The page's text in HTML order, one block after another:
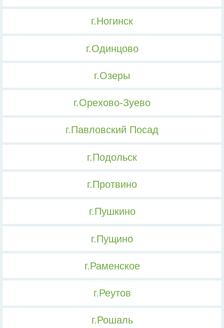
г.Ногинск
г.Одинцово
г.Озеры
г.Орехово-Зуево
г.Павловский Посад
г.Подольск
г.Протвино
г.Пушкино
г.Пущино
г.Раменское
г.Реутов
г.Рошаль